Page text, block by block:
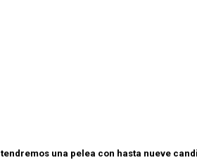
una pelea con hasta nueve